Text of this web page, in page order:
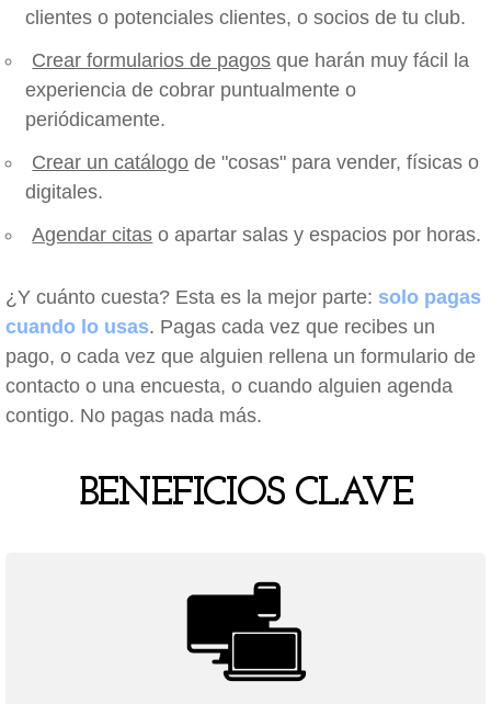
clientes o potenciales clientes, o socios de tu club.
Crear formularios de pagos que harán muy fácil la
experiencia de cobrar puntualmente o
periódicamente.
Crear un catálogo de "cosas" para vender, físicas o
digitales.
Agendar citas o apartar salas y espacios por horas.
¿Y cuánto cuesta? Esta es la mejor parte: solo pagas
cuando lo usas. Pagas cada vez que recibes un
pago, o cada vez que alguien rellena un formulario de
contacto o una encuesta, o cuando alguien agenda
contigo. No pagas nada más.
BENEFICIOS CLAVE